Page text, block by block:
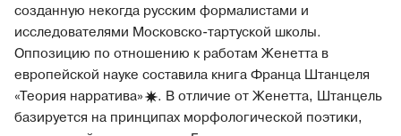
созданную некогда русским формалистами и
исследователями Московско-тартуской школы.
Оппозицию по отношению к работам Женетта в
европейской науке составила книга Франца Штанцеля
«Теория нарратива»
. В отличие от Женетта, Штанцель
базируется на принципах морфологической поэтики,